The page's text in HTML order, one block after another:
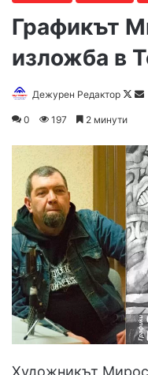
Графикът
изложба в
Дежурен Редактор
0 197 2 минути
Художникът